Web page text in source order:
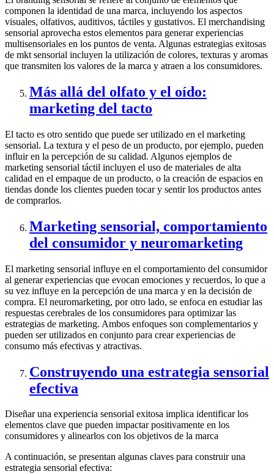
componen la identidad de una marca, incluyendo los aspectos
visuales, olfativos, auditivos, táctiles y gustativos. El merchandising
sensorial aprovecha estos elementos para generar experiencias
multisensoriales en los puntos de venta. Algunas estrategias exitosas
de mkt sensorial incluyen la utilización de colores, texturas y aromas
que transmiten los valores de la marca y atraen a los consumidores.
Más allá del olfato y el oído:
marketing del tacto
El tacto es otro sentido que puede ser utilizado en el marketing
sensorial. La textura y el peso de un producto, por ejemplo, pueden
influir en la percepción de su calidad. Algunos ejemplos de
marketing sensorial táctil incluyen el uso de materiales de alta
calidad en el empaque de un producto, o la creación de espacios en
tiendas donde los clientes pueden tocar y sentir los productos antes
de comprarlos.
Marketing sensorial, comportamiento
del consumidor y neuromarketing
El marketing sensorial influye en el comportamiento del consumidor
al generar experiencias que evocan emociones y recuerdos, lo que a
su vez influye en la percepción de una marca y en la decisión de
compra. El neuromarketing, por otro lado, se enfoca en estudiar las
respuestas cerebrales de los consumidores para optimizar las
estrategias de marketing. Ambos enfoques son complementarios y
pueden ser utilizados en conjunto para crear experiencias de
consumo más efectivas y atractivas.
Construyendo una estrategia sensorial
efectiva
Diseñar una experiencia sensorial exitosa implica identificar los
elementos clave que pueden impactar positivamente en los
consumidores y alinearlos con los objetivos de la marca
A continuación, se presentan algunas claves para construir una
estrategia sensorial efectiva: